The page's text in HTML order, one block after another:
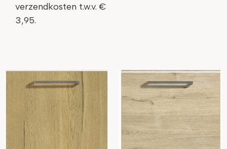
verzendkosten t.w.v. €
3,95.